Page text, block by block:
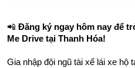
📲 Đăng ký ngay hôm nay để
Me Drive tại Thanh Hóa!
Gia nhập đội ngũ tài xế lái xe hộ